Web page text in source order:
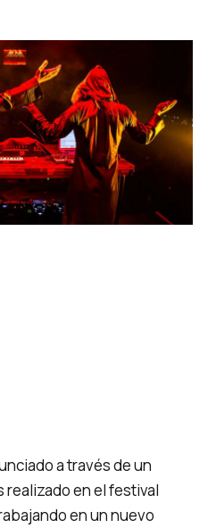
a través de un
en el festival
en un nuevo